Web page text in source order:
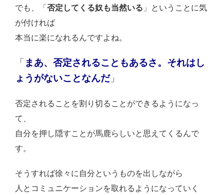
でも、「 否定してくる奴も当然いる 」ということに気
が付ければ
本当に楽になれるんですよね。
「 まあ、否定されることもあるさ。それはし
ょうがないことなんだ」
否定されることを割り切ることができるようになっ
て、
自分を押し隠すことが馬鹿らしいと思えてくるんで
す。
そうすれば徐々に自分というものを出しながら
人とコミュニケーションを取れるようになっていく